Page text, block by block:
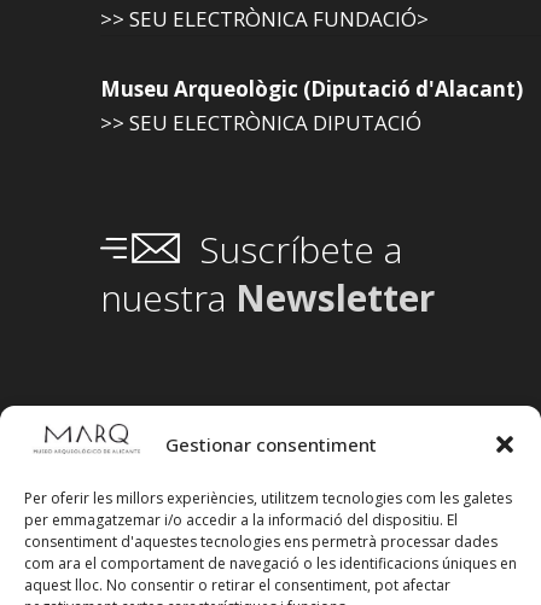
Gestionar consentiment
Per oferir les millors experiències, utilitzem tecnologies com les galetes
per emmagatzemar i/o accedir a la informació del dispositiu. El
consentiment d'aquestes tecnologies ens permetrà processar dades
com ara el comportament de navegació o les identificacions úniques en
aquest lloc. No consentir o retirar el consentiment, pot afectar
>> SEU ELECTRÒNICA FUNDACIÓ>
Museu Arqueològic (Diputació d'Alacant)
>> SEU ELECTRÒNICA DIPUTACIÓ
Suscríbete a
nuestra Newsletter